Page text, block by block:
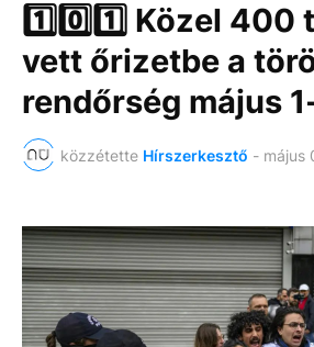
1️⃣0️⃣1️⃣ Közel
vett őrizetbe a
rendőrség május
közzétette Hírszerkesztő - május